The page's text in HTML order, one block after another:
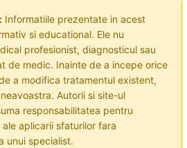
Informatiile prezentate in acest
si educational. Ele nu
profesionist, diagnosticul sau
de medic. Inainte de a incepe orice
a modifica tratamentul existent,
Autorii si site-ul
responsabilitatea pentru
aplicarii sfaturilor fara
unui specialist.